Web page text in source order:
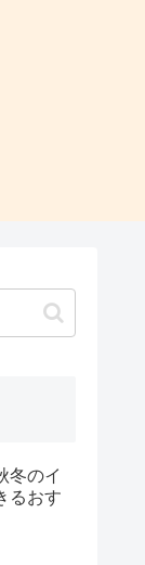
冬のイ
るおす